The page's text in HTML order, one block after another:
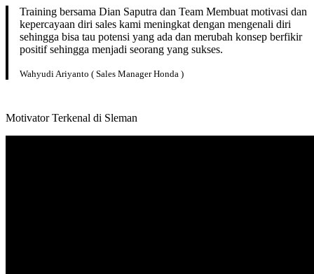
Training bersama Dian Saputra dan Team Membuat motivasi dan
kepercayaan diri sales kami meningkat dengan mengenali diri
sehingga bisa tau potensi yang ada dan merubah konsep berfikir
positif sehingga menjadi seorang yang sukses.
Wahyudi Ariyanto ( Sales Manager Honda )
Motivator Terkenal di Sleman